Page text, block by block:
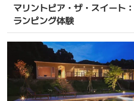
マリントピア・ザ・スイート
ランピング体験